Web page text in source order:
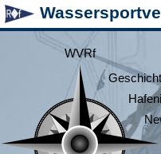
WVRf